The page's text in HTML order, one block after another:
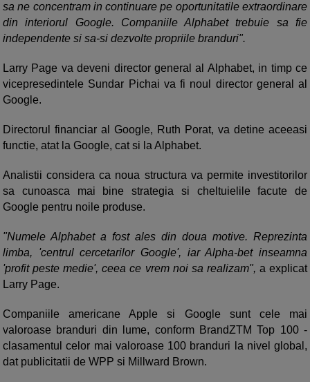
sa ne concentram in continuare pe oportunitatile extraordinare
din interiorul Google. Companiile Alphabet trebuie sa fie
independente si sa-si dezvolte propriile branduri".
Larry Page va deveni director general al Alphabet, in timp ce
vicepresedintele Sundar Pichai va fi noul director general al
Google.
Directorul financiar al Google, Ruth Porat, va detine aceeasi
functie, atat la Google, cat si la Alphabet.
Analistii considera ca noua structura va permite investitorilor
sa cunoasca mai bine strategia si cheltuielile facute de
Google pentru noile produse.
"Numele Alphabet a fost ales din doua motive. Reprezinta
limba, 'centrul cercetarilor Google', iar Alpha-bet inseamna
'profit peste medie', ceea ce vrem noi sa realizam", a explicat
Larry Page.
Companiile americane Apple si Google sunt cele mai
valoroase branduri din lume, conform BrandZTM Top 100 -
clasamentul celor mai valoroase 100 branduri la nivel global,
dat publicitatii de WPP si Millward Brown.